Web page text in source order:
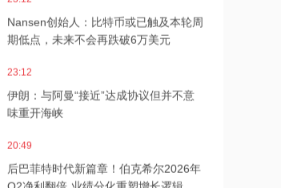
Nansen创始人：比特币或已触及本轮周
期低点，未来不会再跌破6万美元
23:12
伊朗：与阿曼“接近”达成协议但并不意
味重开海峡
20:49
后巴菲特时代新篇章！伯克希尔2026年
Q2净利翻倍 业绩分化重塑增长逻辑